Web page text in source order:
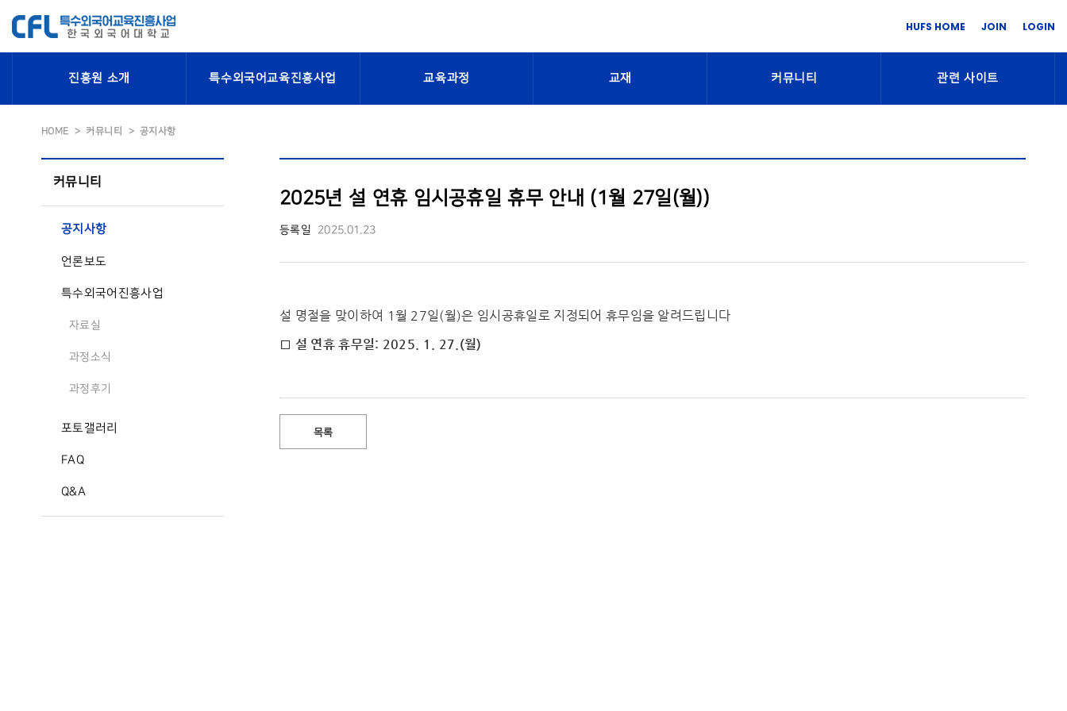
HUFS HOME JOIN LOGIN
진흥원 소개 특수외국어교육진흥사업 교육과정 교재 커뮤니티 관련 사이트
HOME 커뮤니티 공지사항
커뮤니티
공지사항
언론보도
특수외국어진흥사업
자료실
과정소식
과정후기
포토갤러리
FAQ
Q&A
2025년 설 연휴 임시공휴일 휴무 안내 (1월 27일(월))
등록일 2025.01.23
설 명절을 맞이하여 1월 27일(월)은 임시공휴일로 지정되어 휴무임을 알려드립니다
□ 설 연휴 휴무일: 2025. 1. 27. (월)
목록